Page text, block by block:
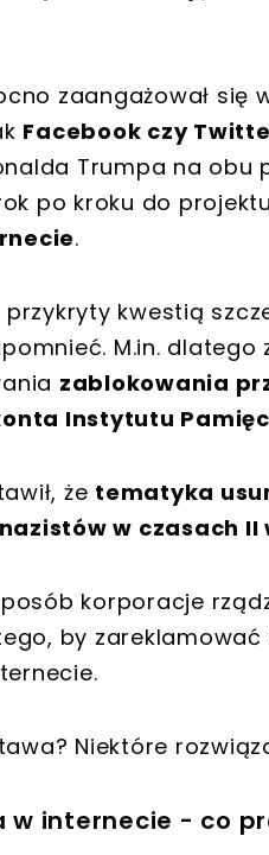
zaangażował się
Facebook czy
Trumpa na obu
po kroku do projektu
.
przykryty kwestią
M.in. dlatego
zablokowania
Instytutu
że tematyka
w czasach II
korporacje
by
Niektóre
w internecie - co